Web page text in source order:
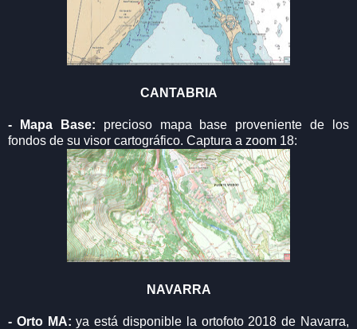
CANTABRIA
- Mapa Base: precioso mapa base proveniente de los
fondos de su visor cartográfico. Captura a zoom 18:
NAVARRA
- Orto MA:ya está disponible la ortofoto 2018 de Navarra,